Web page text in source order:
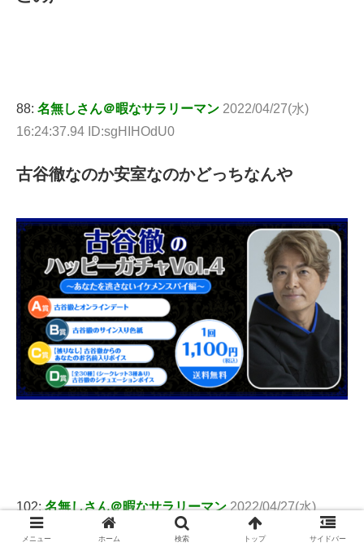
88: 名無しさん＠暇なサラリーマン 2022/04/27(水)
16:24:37.94 ID:sgHIHOdU0
古谷徹なのか安室なのかどっちなんや
102:名無しさん＠暇なサラリーマン 2022/04/27(水)
16:38:53.90 ID:WRx7McUvd
メニュー ホーム 検索 トップ サイドバー